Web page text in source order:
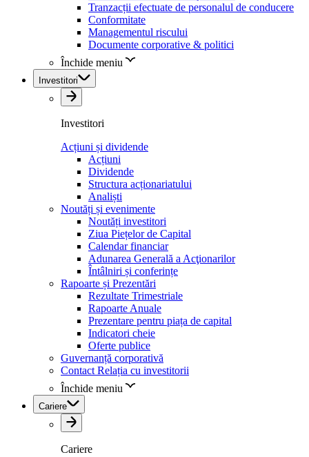
Tranzacții efectuate de personalul de conducere
Conformitate
Managementul riscului
Documente corporative & politici
Închide meniu
Investitori
Investitori
Acțiuni și dividende
Acțiuni
Dividende
Structura acționariatului
Analiști
Noutăți și evenimente
Noutăți investitori
Ziua Piețelor de Capital
Calendar financiar
Adunarea Generală a Acţionarilor
Întâlniri și conferințe
Rapoarte și Prezentări
Rezultate Trimestriale
Rapoarte Anuale
Prezentare pentru piața de capital
Indicatori cheie
Oferte publice
Guvernanță corporativă
Contact Relația cu investitorii
Închide meniu
Cariere
Cariere